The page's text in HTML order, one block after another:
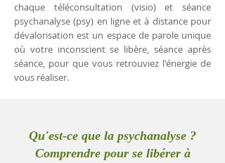
chaque téléconsultation (visio) et séance
psychanalyse (psy) en ligne et à distance pour
dévalorisation est un espace de parole unique
où votre inconscient se libère, séance après
séance, pour que vous retrouviez l'énergie de
vous réaliser.
Qu'est-ce que la psychanalyse ?
Comprendre pour se libérer à